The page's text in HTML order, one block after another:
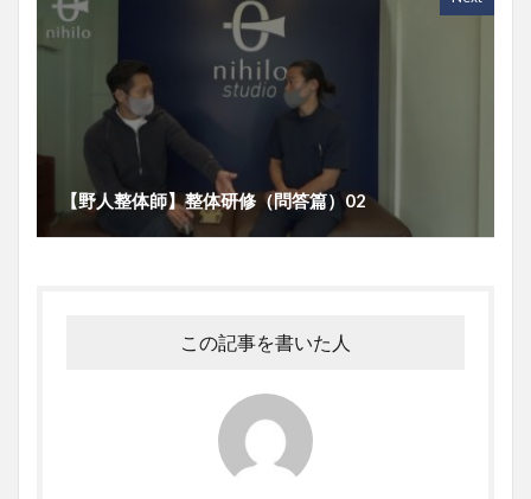
【野人整体師】整体研修（問答篇）02
この記事を書いた人